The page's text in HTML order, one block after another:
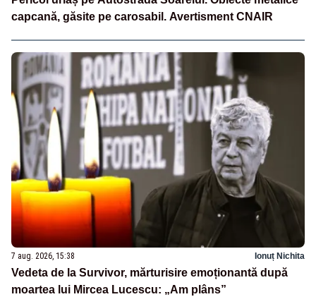
capcană, găsite pe carosabil. Avertisment CNAIR
7 aug. 2026, 15:38 Ionuț Nichita
Vedeta de la Survivor, mărturisire emoționantă după
moartea lui Mircea Lucescu: „Am plâns”